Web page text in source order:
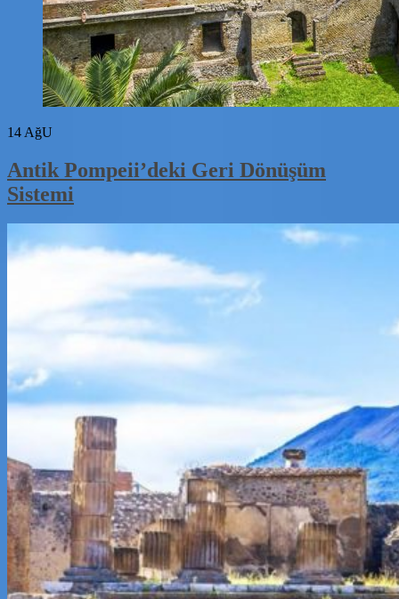
14 AğU
Antik Pompeii’deki Geri Dönüşüm
Sistemi